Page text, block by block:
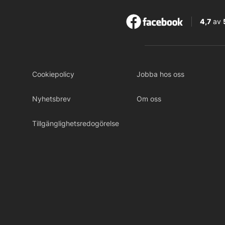
4,7av
Cookiepolicy Jobba hos oss
Nyhetsbrev Om oss
Tillgänglighetsredogörelse